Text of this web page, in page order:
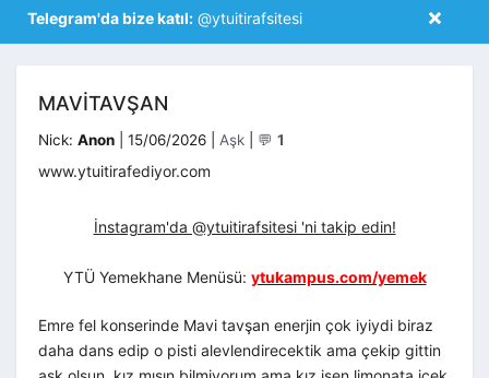
×
Telegram'da bize katıl: @ytuitirafsitesi
MAVITAVŞAN
Nick: Anon 15/06/2026 Kategoriler
Aşk 💬 1
www.ytuitirafediyor.com
İnstagram'da @ytuitirafsitesi 'ni takip edin!
YTÜ Yemekhane Menüsü: ytukampus.com/yemek
Emre fel konserinde Mavi tavşan enerjin çok iyiydi biraz
daha dans edip o pisti alevlendirecektik ama çekip gittin